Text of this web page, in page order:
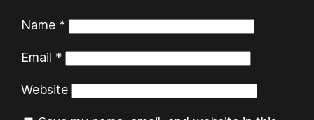
Name *
Email *
Website